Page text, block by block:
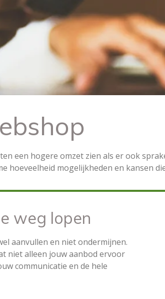
een hogere omzet zien als er ook
hoeveelheid mogelijkheden en kansen
weg lopen
aanvullen en niet ondermijnen.
niet alleen jouw aanbod ervoor
communicatie en de hele